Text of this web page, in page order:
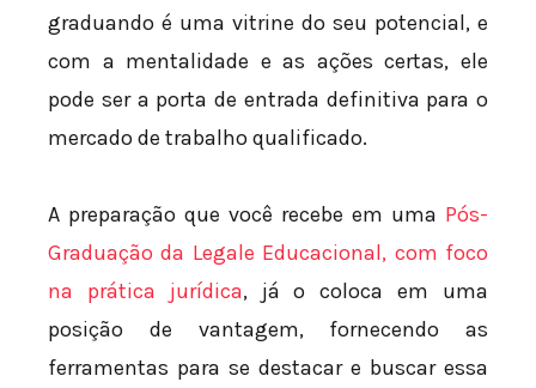
graduando é uma vitrine do seu potencial, e
com a mentalidade e as ações certas, ele
pode ser a porta de entrada definitiva para o
mercado de trabalho qualificado.
A preparação que você recebe em uma Pós-
Graduação da Legale Educacional, com foco
na prática jurídica, já o coloca em uma
posição de vantagem, fornecendo as
ferramentas para se destacar e buscar essa